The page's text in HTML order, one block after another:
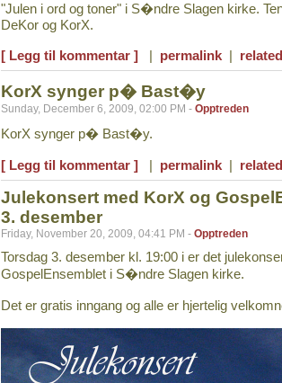
"Julen i ord og toner" i S�ndre Slagen kirke.
DeKor og KorX.
[ Legg til kommentar ] | permalink |
KorX synger p� Bast�y
Sunday, December 6, 2009, 02:00 PM - Opptreden
KorX synger p� Bast�y.
[ Legg til kommentar ] | permalink |
Julekonsert med KorX og
3. desember
Friday, November 20, 2009, 04:41 PM - Opptreden
Torsdag 3. desember kl. 19:00 i er det
GospelEnsemblet i S�ndre Slagen kirke.
Det er gratis inngang og alle er hjertelig